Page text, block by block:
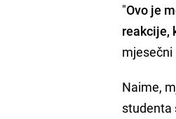
"Ovo je
reakcije,
mjesečni
Naime,
studenta